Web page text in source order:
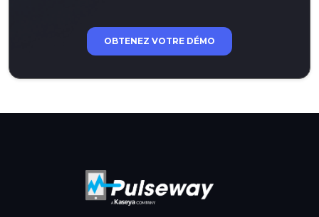
OBTENEZ VOTRE DÉMO